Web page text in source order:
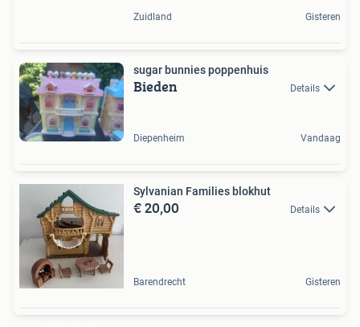
Zuidland Gisteren
sugar bunnies poppenhuis
Bieden Details
Diepenheim Vandaag
Sylvanian Families blokhut
€ 20,00 Details
Barendrecht Gisteren